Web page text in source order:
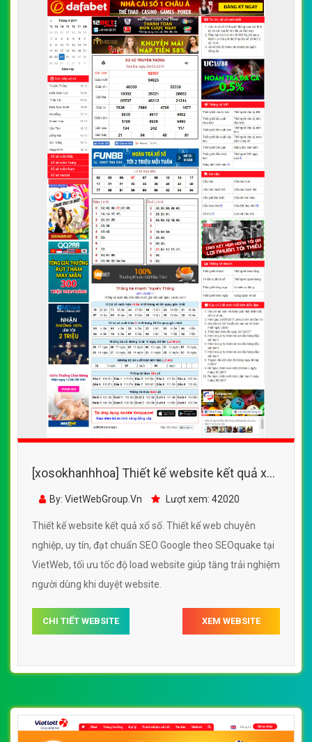
[xosokhanhhoa] Thiết kế website kết quả xổ
số đẹp, chuyên nghiệp chuẩn SEO
By: VietWebGroup.Vn Lượt xem: 42020
Thiết kế website kết quả xổ số. Thiết kế web chuyên
nghiệp, uy tín, đạt chuẩn SEO Google theo SEOquake tại
VietWeb, tối ưu tốc độ load website giúp tăng trải nghiệm
người dùng khi duyệt website.
CHI TIẾT WEBSITE XEM WEBSITE